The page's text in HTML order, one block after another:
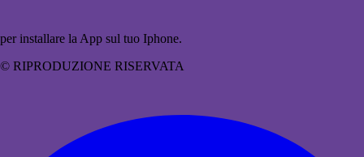
per installare la App sul tuo Iphone.
© RIPRODUZIONE RISERVATA